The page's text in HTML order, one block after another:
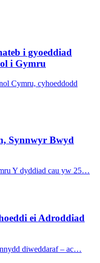
i gyoeddiad
i Gymru
Cymru, cyhoeddodd
Synnwyr Bwyd
Y dyddiad cau yw 25…
ei Adroddiad
diweddaraf – ac…